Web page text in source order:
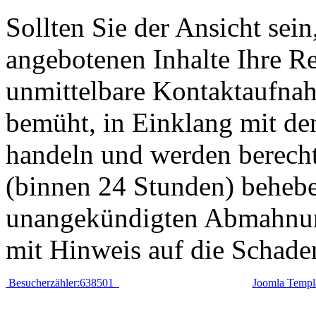
Sollten Sie der Ansicht
angebotenen Inhalte Ihre
unmittelbare
bemüht, in Einklang mit
handeln und werden
(binnen 24 Stunden)
unangekündigten
mit Hinweis auf die
Besucherzähler:638501 Joomla